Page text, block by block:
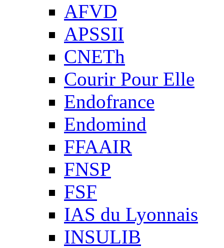
AFVD
APSSII
CNETh
Courir Pour Elle
Endofrance
Endomind
FFAAIR
FNSP
FSF
IAS du Lyonnais
INSULIB